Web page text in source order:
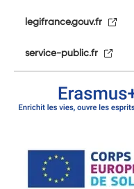
legifrance.gouv.fr
service-public.fr